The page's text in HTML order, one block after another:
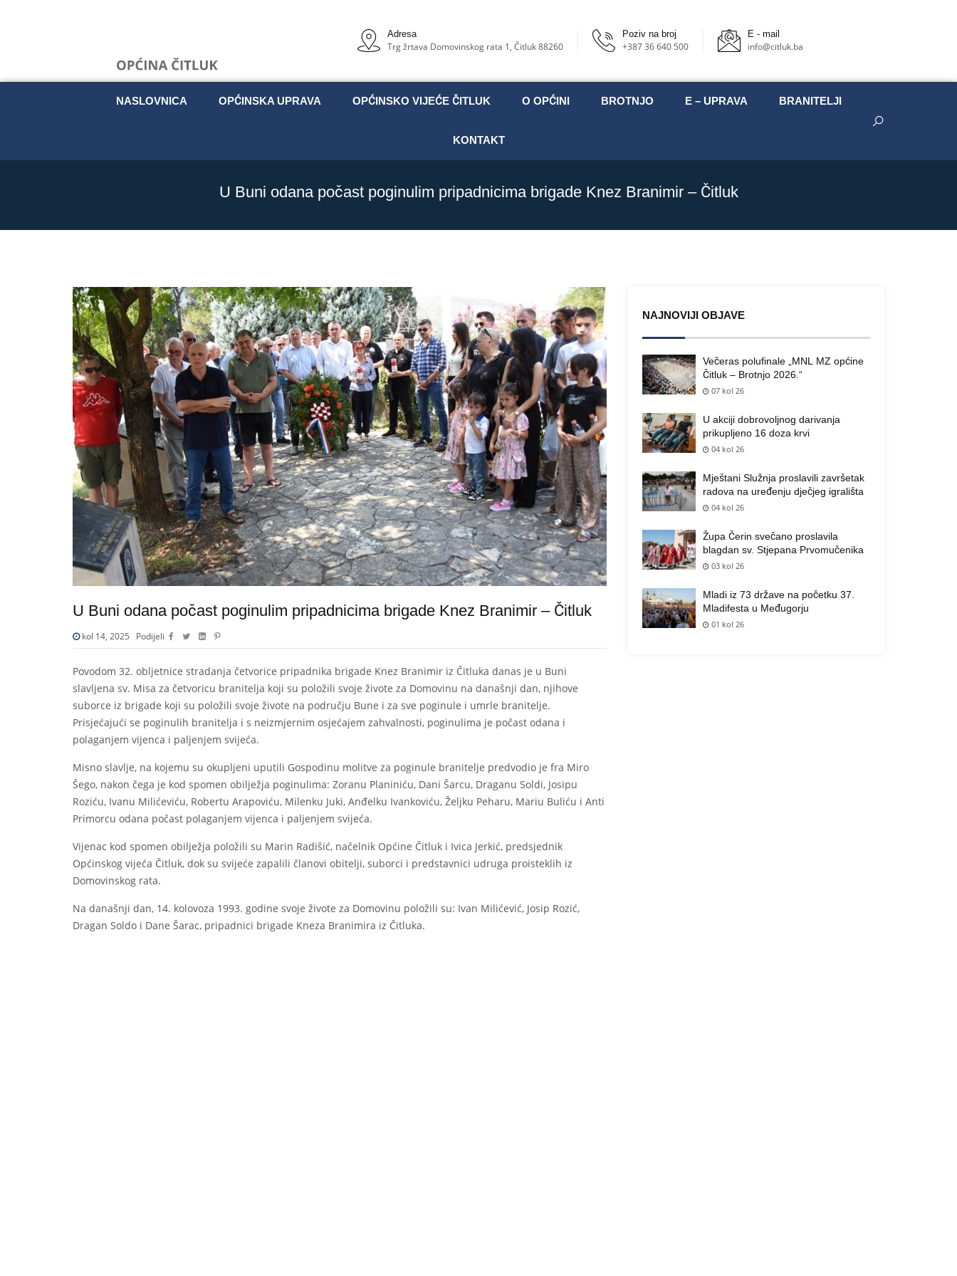
Adresa
Trg žrtava Domovinskog rata 1, Čitluk 88260
Poziv na broj
+387 36 640 500
E - mail
info@citluk.ba
NASLOVNICA OPĆINSKA UPRAVA OPĆINSKO VIJEĆE ČITLUK O OPĆINI BROTNJO E – UPRAVA BRANITELJI
KONTAKT
U Buni odana počast poginulim pripadnicima brigade Knez Branimir – Čitluk
U Buni odana počast poginulim pripadnicima brigade Knez Branimir – Čitluk
kol 14, 2025 Podijeli
Povodom 32. obljetnice stradanja četvorice pripadnika brigade Knez Branimir iz Čitluka danas je u Buni
slavljena sv. Misa za četvoricu branitelja koji su položili svoje živote za Domovinu na današnji dan, njihove
suborce iz brigade koji su položili svoje živote na području Bune i za sve poginule i umrle branitelje.
Prisjećajući se poginulih branitelja i s neizmjernim osjećajem zahvalnosti, poginulima je počast odana i
polaganjem vijenca i paljenjem svijeća.
Misno slavlje, na kojemu su okupljeni uputili Gospodinu molitve za poginule branitelje predvodio je fra Miro
Šego, nakon čega je kod spomen obilježja poginulima: Zoranu Planiniću, Dani Šarcu, Draganu Soldi, Josipu
Roziću, Ivanu Milićeviću, Robertu Arapoviću, Milenku Juki, Anđelku Ivankoviću, Željku Peharu, Mariu Buliću i Anti
Primorcu odana počast polaganjem vijenca i paljenjem svijeća.
Vijenac kod spomen obilježja položili su Marin Radišić, načelnik Općine Čitluk i Ivica Jerkić, predsjednik
Općinskog vijeća Čitluk, dok su svijeće zapalili članovi obitelji, suborci i predstavnici udruga proisteklih iz
Domovinskog rata.
Na današnji dan, 14. kolovoza 1993. godine svoje živote za Domovinu položili su: Ivan Milićević, Josip Rozić,
Dragan Soldo i Dane Šarac, pripadnici brigade Kneza Branimira iz Čitluka.
NAJNOVIJI OBJAVE
Večeras polufinale „MNL MZ općine
Čitluk – Brotnjo 2026.“
07 kol 26
U akciji dobrovoljnog darivanja
prikupljeno 16 doza krvi
04 kol 26
Mještani Služnja proslavili završetak
radova na uređenju dječjeg igrališta
04 kol 26
Župa Čerin svečano proslavila
blagdan sv. Stjepana Prvomučenika
03 kol 26
Mladi iz 73 države na početku 37.
Mladifesta u Međugorju
01 kol 26